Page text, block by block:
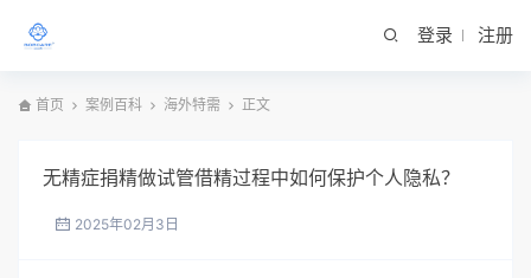
登录 注册
首页 案例百科 海外特需 正文
无精症捐精做试管借精过程中如何保护个人隐私？
2025年02月3日